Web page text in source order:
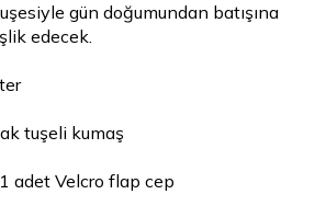
gün doğumundan batışına
edecek.
tuşeli kumaş
adet Velcro flap cep